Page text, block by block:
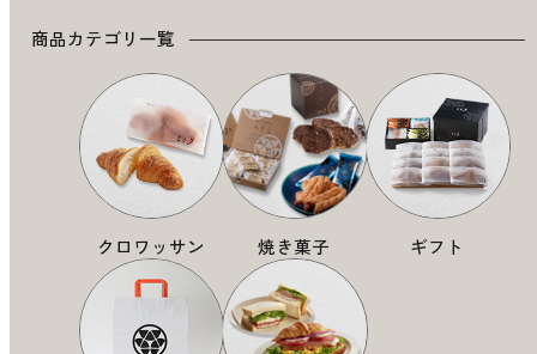
商品カテゴリ一覧
クロワッサン 焼き菓子 ギフト